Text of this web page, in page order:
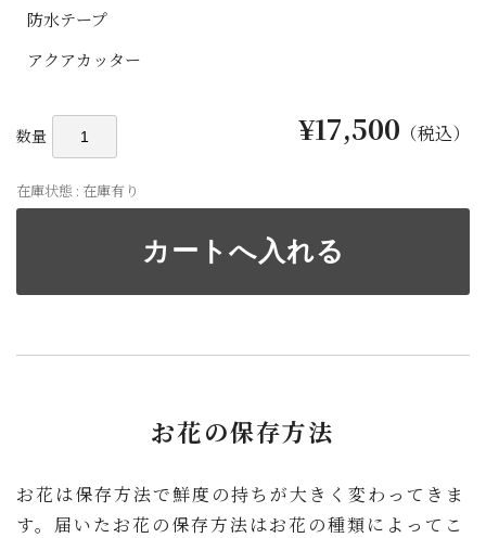
防水テープ
アクアカッター
¥17,500 （税込）
数量
在庫状態 : 在庫有り
お花の保存方法
お花は保存方法で鮮度の持ちが大きく変わってきま
す。届いたお花の保存方法はお花の種類によってこ